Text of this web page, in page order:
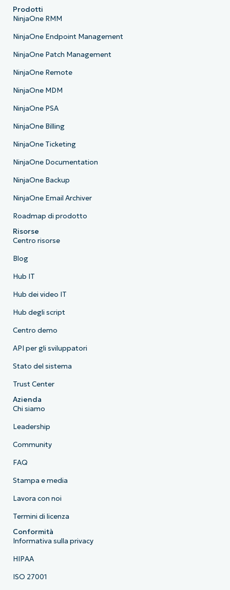
Prodotti
NinjaOne RMM
NinjaOne Endpoint Management
NinjaOne Patch Management
NinjaOne Remote
NinjaOne MDM
NinjaOne PSA
NinjaOne Billing
NinjaOne Ticketing
NinjaOne Documentation
NinjaOne Backup
NinjaOne Email Archiver
Roadmap di prodotto
Risorse
Centro risorse
Blog
Hub IT
Hub dei video IT
Hub degli script
Centro demo
API per gli sviluppatori
Stato del sistema
Trust Center
Azienda
Chi siamo
Leadership
Community
FAQ
Stampa e media
Lavora con noi
Termini di licenza
Conformità
Informativa sulla privacy
HIPAA
ISO 27001